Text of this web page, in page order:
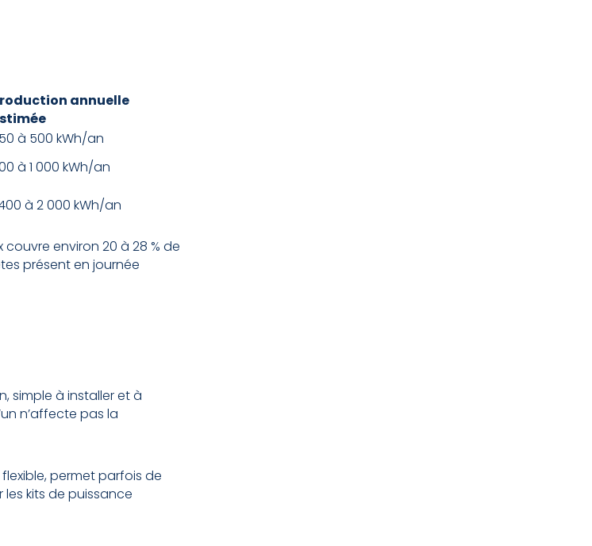
annuelle
à 500 kWh/an
à 1 000 kWh/an
à 2 000 kWh/an
environ 20 à 28 % de
présent en journée
simple à installer et à
n’affecte pas la
permet parfois de
kits de puissance